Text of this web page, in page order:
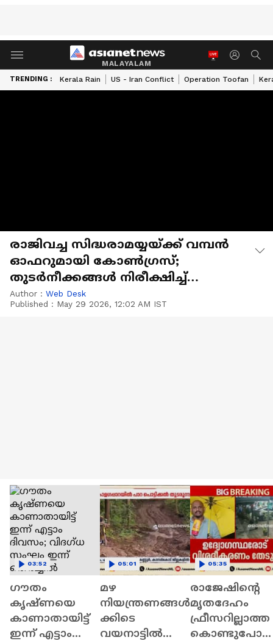
MALAYALAM
TRENDING : Kerala Rain US - Iran Conflict Operation Toofan
രാജിവച്ച സിദ്ധരാമയ്യയ്ക്ക് വമ്പൻ
ഓഫറുമായി കോൺ​ഗ്രസ്;
തുടർനീക്കങ്ങൾ നിരീക്ഷിച്ച്
ഹെെക്കമാന്റ്
Author : Web Desk
Published : May 29 2026, 12:02 AM IST
ഗൗതം
കൃഷ്ണയെ
കാണാതായിട്ട്
ഇന്ന് എട്ടാം
03:52
മഴ
നിയന്ത്രണങ്ങൾ
ക്കിടെ
വയനാട്ടിൽ
05:01
രാജേഷിന്റെ
മൃതദേഹം
ഫ്രീസറില്ലാത്ത
05:35